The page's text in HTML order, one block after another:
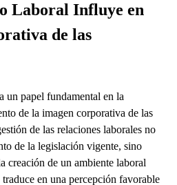
Laboral Influye en
de las
un papel fundamental en la
de la imagen corporativa de las
de las relaciones laborales no
de la legislación vigente, sino
creación de un ambiente laboral
en una percepción favorable